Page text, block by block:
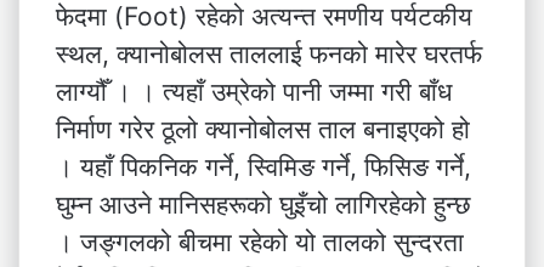
फेदमा (Foot) रहेको अत्यन्त रमणीय पर्यटकीय
स्थल, क्यानोबोलस ताललाई फनको मारेर घरतर्फ
लाग्यौँ । । त्यहाँ उम्रेको पानी जम्मा गरी बाँध
निर्माण गरेर ठूलो क्यानोबोलस ताल बनाइएको हो
। यहाँ पिकनिक गर्ने, स्विमिङ गर्ने, फिसिङ गर्ने,
घुम्न आउने मानिसहरूको घुइँचो लागिरहेको हुन्छ
। जङ्गलको बीचमा रहेको यो तालको सुन्दरता